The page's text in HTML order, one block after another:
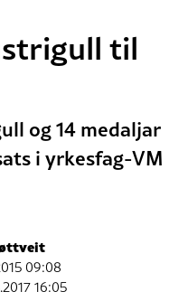
til
og 14 medaljar
i yrkesfag-VM
09:08
16:05